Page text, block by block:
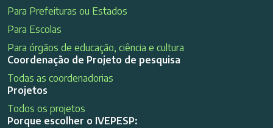
Para Prefeituras ou Estados
Para Escolas
Para órgãos de educação, ciência e cultura
Coordenação de Projeto de pesquisa
Todas as coordenadorias
Projetos
Todos os projetos
Porque escolher o IVEPESP: